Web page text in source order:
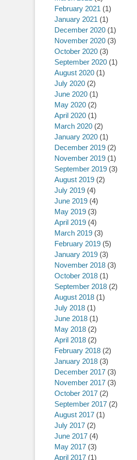
February 2021 (1)
January 2021 (1)
December 2020 (1)
November 2020 (3)
October 2020 (3)
September 2020 (1)
August 2020 (1)
July 2020 (2)
June 2020 (1)
May 2020 (2)
April 2020 (1)
March 2020 (2)
January 2020 (1)
December 2019 (2)
November 2019 (1)
September 2019 (3)
August 2019 (2)
July 2019 (4)
June 2019 (4)
May 2019 (3)
April 2019 (4)
March 2019 (3)
February 2019 (5)
January 2019 (3)
November 2018 (3)
October 2018 (1)
September 2018 (2)
August 2018 (1)
July 2018 (1)
June 2018 (1)
May 2018 (2)
April 2018 (2)
February 2018 (2)
January 2018 (3)
December 2017 (3)
November 2017 (3)
October 2017 (2)
September 2017 (2)
August 2017 (1)
July 2017 (2)
June 2017 (4)
May 2017 (3)
April 2017 (1)